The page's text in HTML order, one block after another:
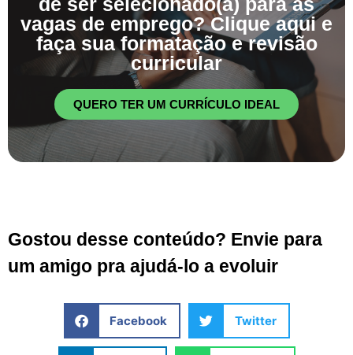
vagas de emprego? Clique aqui e
faça sua formatação e revisão
curricular
QUERO TER UM CURRÍCULO IDEAL
Gostou desse conteúdo? Envie para
um amigo pra ajudá-lo a evoluir
Facebook Twitter